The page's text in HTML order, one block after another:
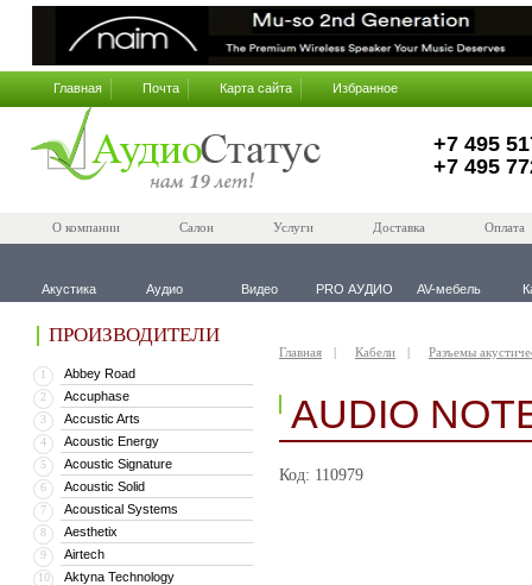
Главная Почта Карта сайта Избранное
+7 495
+7 495
О компании Салон Услуги Доставка Оплата
Акустика Аудио Видео PRO АУДИО AV-мебель
ПРОИЗВОДИТЕЛИ
1 Abbey Road
2 Accuphase
3 Accustic Arts
4 Acoustic Energy
5 Acoustic Signature
6 Acoustic Solid
7 Acoustical Systems
8 Aesthetix
9 Airtech
10 Aktyna Technology
Главная Кабели Разъемы
AUDIO
Код: 110979